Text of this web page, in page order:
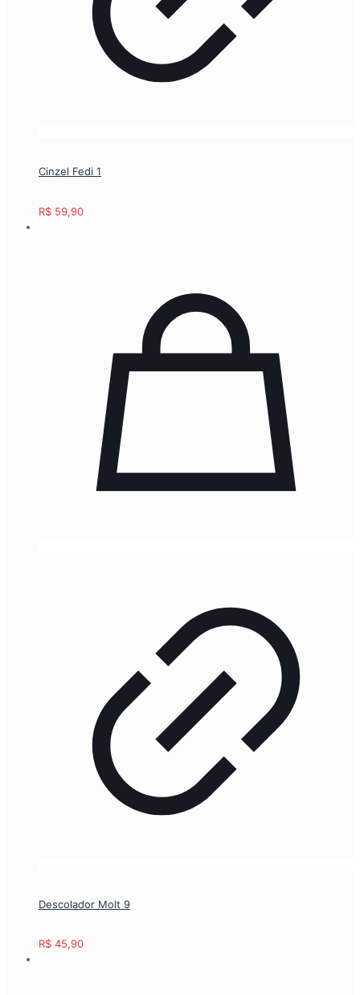
Cinzel Fedi 1
R$ 59,90
Descolador Molt 9
R$ 45,90